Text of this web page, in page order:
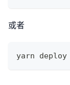
或者
yarn deploy